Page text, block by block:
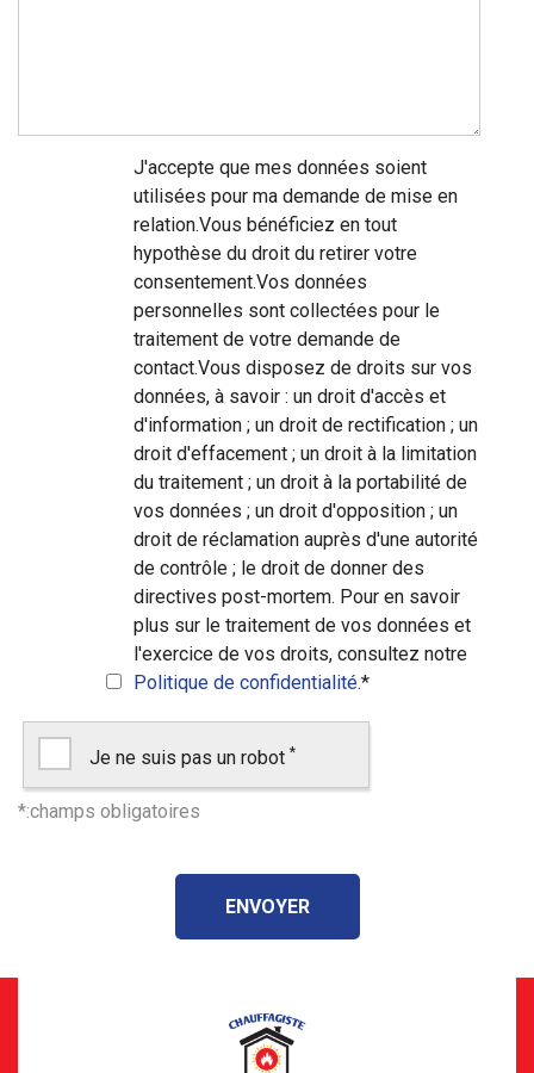
J'accepte que mes données soient
utilisées pour ma demande de mise en
relation.Vous bénéficiez en tout
hypothèse du droit du retirer votre
consentement.Vos données
personnelles sont collectées pour le
traitement de votre demande de
contact.Vous disposez de droits sur vos
données, à savoir : un droit d'accès et
d'information ; un droit de rectification ; un
droit d'effacement ; un droit à la limitation
du traitement ; un droit à la portabilité de
vos données ; un droit d'opposition ; un
droit de réclamation auprès d'une autorité
de contrôle ; le droit de donner des
directives post-mortem. Pour en savoir
plus sur le traitement de vos données et
l'exercice de vos droits, consultez notre
Politique de confidentialité.*
Je ne suis pas un robot *